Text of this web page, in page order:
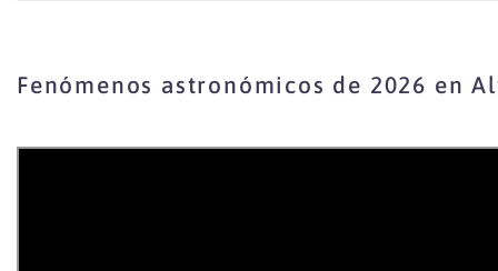
Fenómenos astronómicos de 2026 en